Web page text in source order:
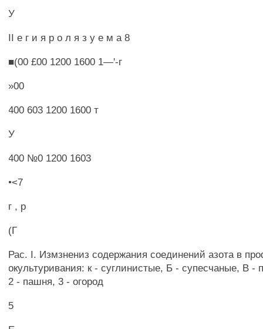
У
II е г и я р о л я з у е м а 8
■(00 £00 1200 1600 1—'-г
»00
400 603 1200 1600 т
У
400 №0 1200 1603
•<7
г , р
(Г
Рас. I. Измзнениз содержания соединений азота в
окультуривания: к - суглинистые, Б - супесчаные, В -
2 - пашня, 3 - огород
5